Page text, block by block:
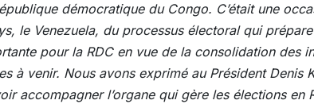
démocratique du Congo. C’était une
le Venezuela, du processus électoral qui
pour la RDC en vue de la consolidation des
à venir. Nous avons exprimé au Président Denis
accompagner l’organe qui gère les élections en